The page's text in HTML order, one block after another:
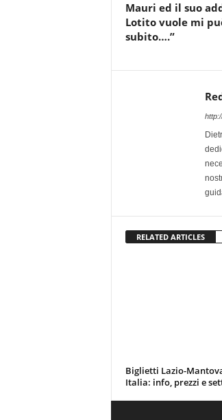
Mauri ed il suo
Lotito vuole mi
subito….”
RELATED ARTICLES
Biglietti Lazio-
Italia: info, prezzi e